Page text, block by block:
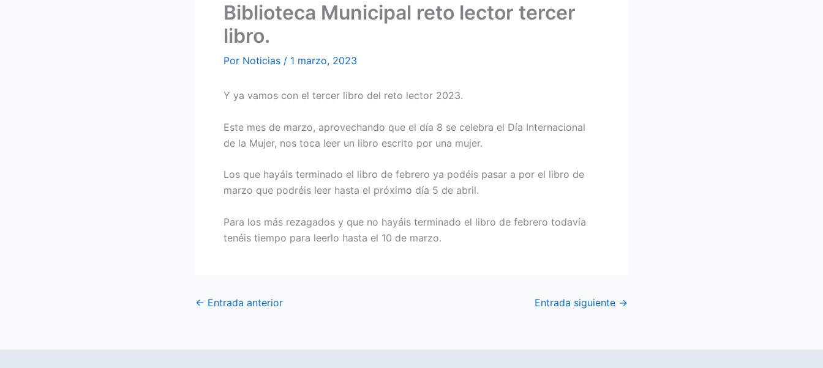
Biblioteca Municipal reto lector tercer
libro.
Por Noticias / 1 marzo, 2023
Y ya vamos con el tercer libro del reto lector 2023.
Este mes de marzo, aprovechando que el día 8 se celebra el Día Internacional
de la Mujer, nos toca leer un libro escrito por una mujer.
Los que hayáis terminado el libro de febrero ya podéis pasar a por el libro de
marzo que podréis leer hasta el próximo día 5 de abril.
Para los más rezagados y que no hayáis terminado el libro de febrero todavía
tenéis tiempo para leerlo hasta el 10 de marzo.
← Entrada anterior Entrada siguiente →